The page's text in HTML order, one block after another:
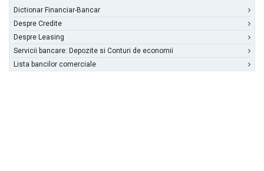
Dictionar Financiar-Bancar
Despre Credite
Despre Leasing
Servicii bancare: Depozite si Conturi de economii
Lista bancilor comerciale